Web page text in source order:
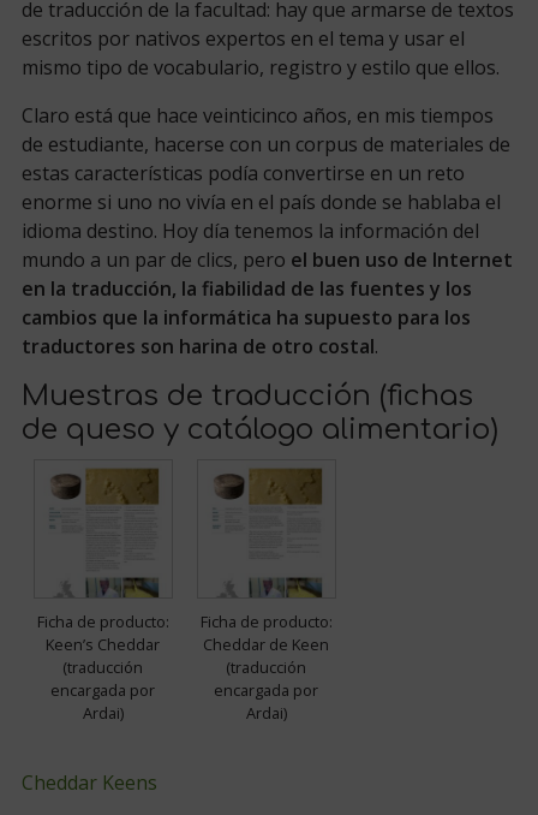
de traducción de la facultad: hay que armarse de textos
escritos por nativos expertos en el tema y usar el
mismo tipo de vocabulario, registro y estilo que ellos.
Claro está que hace veinticinco años, en mis tiempos
de estudiante, hacerse con un corpus de materiales de
estas características podía convertirse en un reto
enorme si uno no vivía en el país donde se hablaba el
idioma destino. Hoy día tenemos la información del
mundo a un par de clics, pero el buen uso de Internet
en la traducción, la fiabilidad de las fuentes y los
cambios que la informática ha supuesto para los
traductores son harina de otro costal.
Muestras de traducción (fichas
de queso y catálogo alimentario)
Ficha de producto:
Keen’s Cheddar
(traducción
encargada por
Ardai)
Ficha de producto:
Cheddar de Keen
(traducción
encargada por
Ardai)
Cheddar Keens